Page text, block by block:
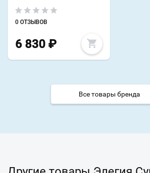
0 ОТЗЫВОВ
6 830 ₽
Все товары бренда